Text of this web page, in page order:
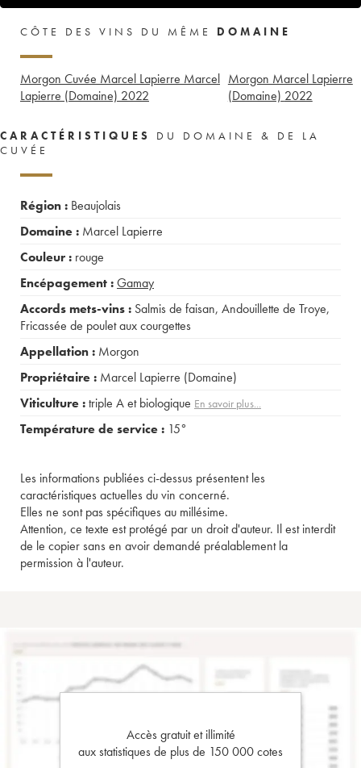
CÔTE DES VINS DU MÊME DOMAINE
Morgon Cuvée Marcel Lapierre Marcel
Lapierre (Domaine) 2022
Morgon Marcel Lapierre
(Domaine) 2022
CARACTÉRISTIQUES
DU DOMAINE & DE LA
CUVÉE
Région : Beaujolais
Domaine : Marcel Lapierre
Couleur : rouge
Encépagement :Gamay
Accords mets-vins : Salmis de faisan, Andouillette de Troye,
Fricassée de poulet aux courgettes
Appellation : Morgon
Propriétaire : Marcel Lapierre (Domaine)
Viticulture :triple A et biologique En savoir plus...
Température de service : 15°
Les informations publiées ci-dessus présentent les
caractéristiques actuelles du vin concerné.
Elles ne sont pas spécifiques au millésime.
Attention, ce texte est protégé par un droit d'auteur. Il est interdit
de le copier sans en avoir demandé préalablement la
permission à l'auteur.
Accès gratuit et illimité
aux statistiques de plus de 150 000 cotes